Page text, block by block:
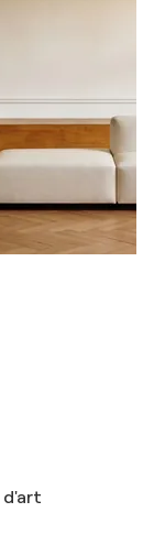
d'art